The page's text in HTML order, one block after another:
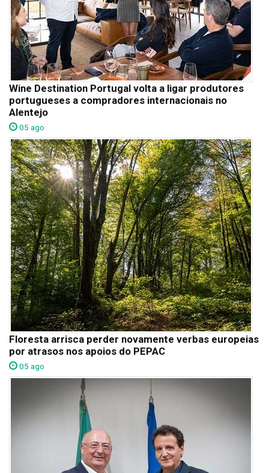
Wine Destination Portugal volta a ligar produtores
portugueses a compradores internacionais no
Alentejo
05 ago
Floresta arrisca perder novamente verbas europeias
por atrasos nos apoios do PEPAC
05 ago